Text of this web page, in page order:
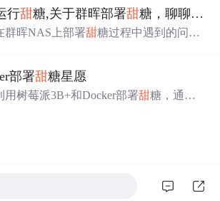
行甜糖,关于群晖部署甜糖，聊聊我走过的那些坑
群晖NAS上部署甜糖过程中遇到的问
Docker网络配置中的物理网卡名称和
要性。
部署甜糖星愿
树莓派3B+和Docker部署甜糖，通过